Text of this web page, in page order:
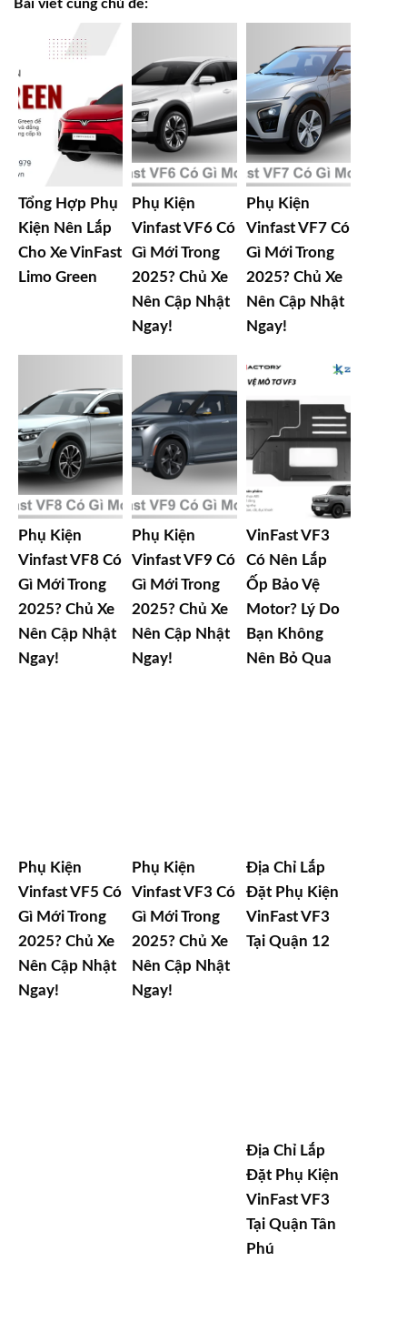
Bài viết cùng chủ đề:
Tổng Hợp Phụ
Kiện Nên Lắp
Cho Xe VinFast
Limo Green
Phụ Kiện
Vinfast VF6 Có
Gì Mới Trong
2025? Chủ Xe
Nên Cập Nhật
Ngay!
Phụ Kiện
Vinfast VF7 Có
Gì Mới Trong
2025? Chủ Xe
Nên Cập Nhật
Ngay!
Phụ Kiện
Vinfast VF8 Có
Gì Mới Trong
2025? Chủ Xe
Nên Cập Nhật
Ngay!
Phụ Kiện
Vinfast VF9 Có
Gì Mới Trong
2025? Chủ Xe
Nên Cập Nhật
Ngay!
VinFast VF3
Có Nên Lắp
Ốp Bảo Vệ
Motor? Lý Do
Bạn Không
Nên Bỏ Qua
Phụ Kiện
Vinfast VF5 Có
Gì Mới Trong
2025? Chủ Xe
Nên Cập Nhật
Ngay!
Phụ Kiện
Vinfast VF3 Có
Gì Mới Trong
2025? Chủ Xe
Nên Cập Nhật
Ngay!
Địa Chỉ Lắp
Đặt Phụ Kiện
VinFast VF3
Tại Quận 12
Địa Chỉ Lắp
Đặt Phụ Kiện
VinFast VF3
Tại Quận Tân
Phú